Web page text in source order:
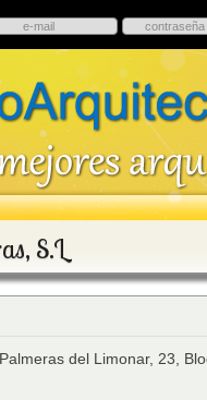
S.L
del Limonar, 23,